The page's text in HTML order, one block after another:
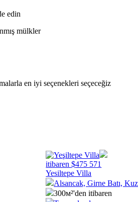
edin
mülkler
en iyi seçenekleri seçeceğiz
itibaren$475 571
Yesiltepe Villa
Alsancak, Girne Batı,
300м²'den itibaren